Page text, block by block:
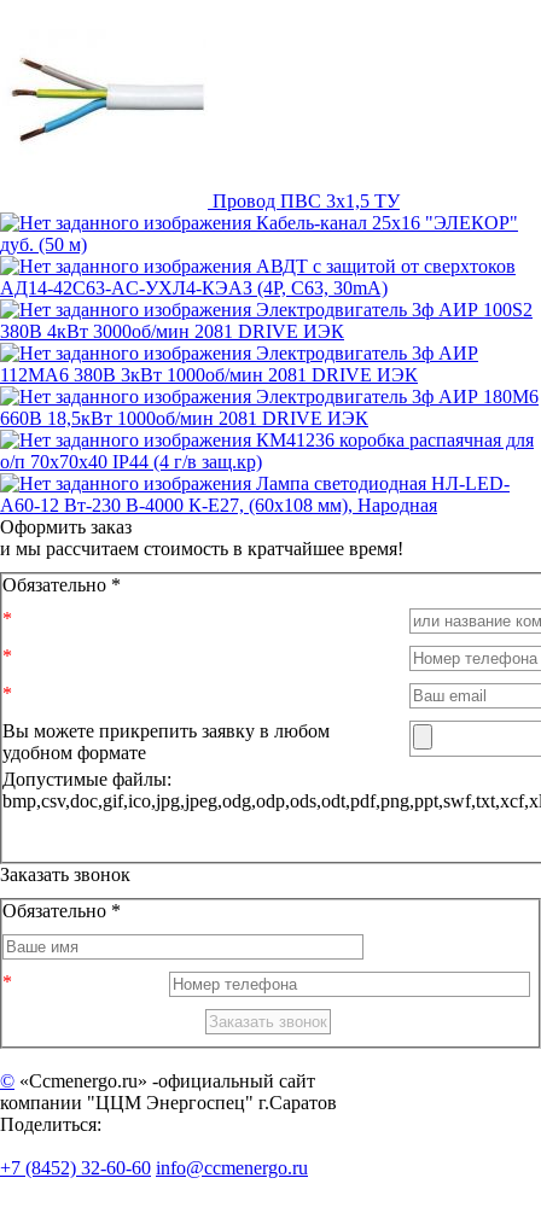
Провод ПВС 3x1,5 ТУ
Кабель-канал 25х16 "ЭЛЕКОР"
дуб. (50 м)
АВДТ с защитой от сверхтоков
АД14-42C63-АC-УХЛ4-КЭАЗ (4P, C63, 30mA)
Электродвигатель 3ф АИР 100S2
380В 4кВт 3000об/мин 2081 DRIVE ИЭК
Электродвигатель 3ф АИР
112MA6 380В 3кВт 1000об/мин 2081 DRIVE ИЭК
Электродвигатель 3ф АИР 180M6
660В 18,5кВт 1000об/мин 2081 DRIVE ИЭК
КМ41236 коробка распаячная для
о/п 70x70x40 IP44 (4 г/в защ.кр)
Лампа светодиодная НЛ-LED-
A60-12 Вт-230 В-4000 К-Е27, (60х108 мм), Народная
Оформить заказ
и мы рассчитаем стоимость в кратчайшее время!
Обязательно *
Вы можете прикрепить заявку в любом
удобном формате
Допустимые файлы:
Заказать звонок
Обязательно *
© «Ccmenergo.ru» -официальный сайт
компании "ЦЦМ Энергоспец" г.Саратов
Поделиться:
+7 (8452) 32-60-60 info@ccmenergo.ru